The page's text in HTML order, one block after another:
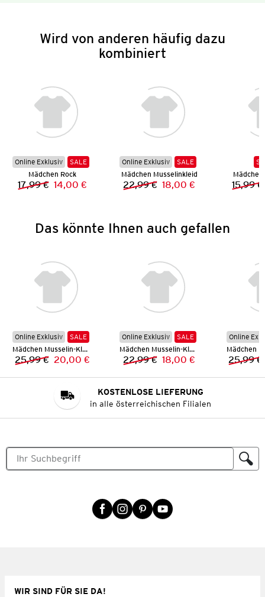
Wird von anderen häufig dazu
kombiniert
Online Exklusiv
SALE
Mädchen Rock
Vorheriger Preis:
17,99 € Neuer Preis:
14,00 €
Online Exklusiv
SALE
Mädchen Musselinkleid
Vorheriger Preis:
22,99 € Neuer Preis:
18,00 € 15,99 €
Das könnte Ihnen auch gefallen
Online Exklusiv
SALE
Mädchen Musselin-Kleid
Vorheriger Preis:
25,99 € Neuer Preis:
20,00 €
Online Exklusiv
SALE
Mädchen Musselin-Kleid
Vorheriger Preis:
22,99 € Neuer Preis:
18,00 €
Online
25,99 €
KOSTENLOSE LIEFERUNG
in alle österreichischen Filialen
WIR SIND FÜR SIE DA!